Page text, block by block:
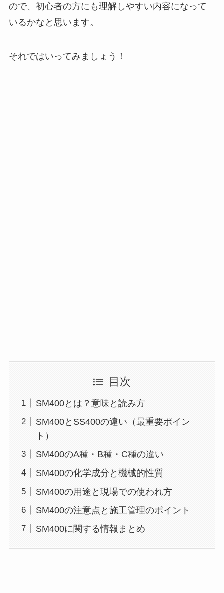
ので、初心者の方にも理解しやすい内容になって
いるかなと思います。
それではいってみましょう！
目次
SM400とは？意味と読み方
SM400とSS400の違い（最重要ポイン
ト）
SM400のA種・B種・C種の違い
SM400の化学成分と機械的性質
SM400の用途と現場での使われ方
SM400の注意点と施工管理のポイント
SM400に関する情報まとめ